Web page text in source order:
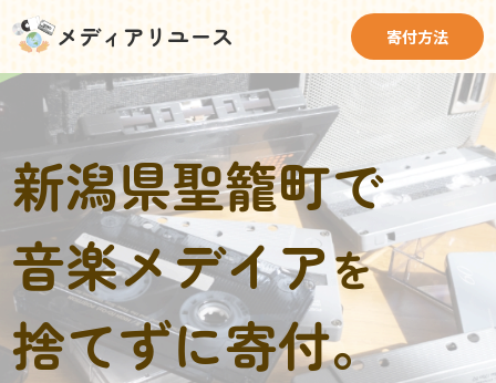
メディアリユース 寄付方法
新潟県聖籠町で
音楽メデイアを
捨てずに寄付。